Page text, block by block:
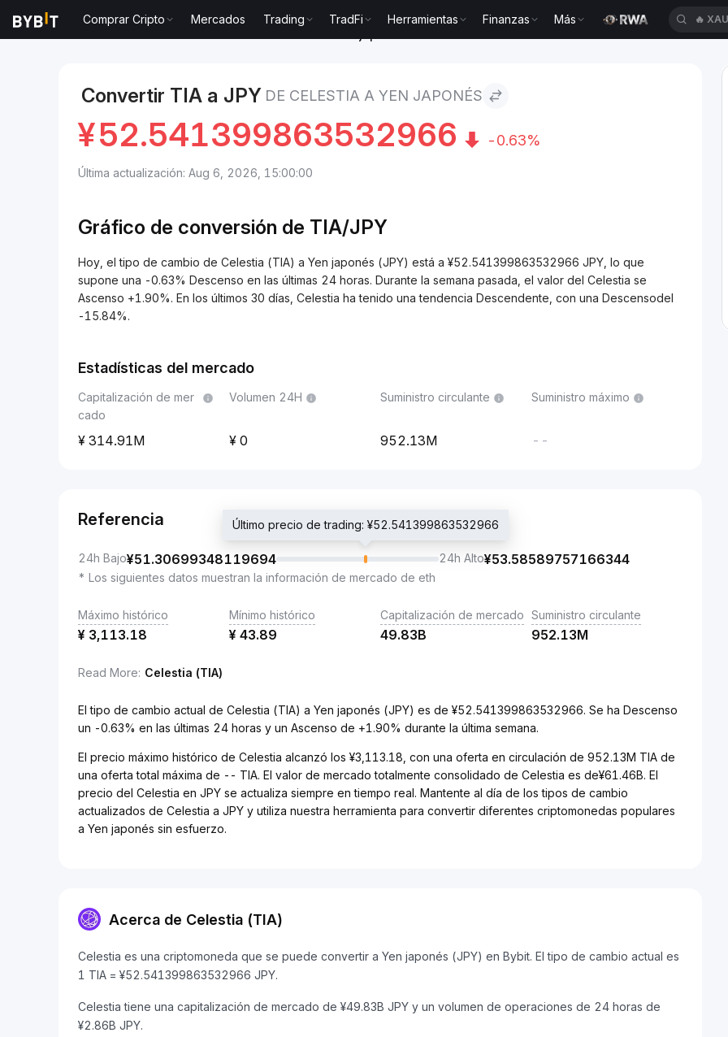
Comprar Cripto Mercados Trading TradFi Herramientas Finanzas Más 🔥
Convertir TIA a JPY DE CELESTIA A YEN JAPONÉS
¥52.541399863532966 -0.63%
Última actualización: Aug 6, 2026, 15:00:00
Gráfico de conversión de TIA/JPY
Hoy, el tipo de cambio de Celestia (TIA) a Yen japonés (JPY) está a ¥52.541399863532966 JPY, lo que
supone una -0.63% Descenso en las últimas 24 horas. Durante la semana pasada, el valor del Celestia se
Ascenso +1.90%. En los últimos 30 días, Celestia ha tenido una tendencia Descendente, con una Descensodel
-15.84%.
Estadísticas del mercado
Capitalización de mer
cado
314.91M
Volumen 24H
0
Suministro circulante
952.13M
Suministro máximo
--
Referencia
24h Bajo¥51.30699348119694
Último precio de trading: ¥52.541399863532966
24h Alto¥53.58589757166344
* Los siguientes datos muestran la información de mercado de eth
Máximo histórico
¥ 3,113.18
Mínimo histórico
¥ 43.89
Capitalización de mercado
49.83B
Suministro circulante
952.13M
Read More: Celestia (TIA)
El tipo de cambio actual de Celestia (TIA) a Yen japonés (JPY) es de ¥52.541399863532966. Se ha Descenso
un -0.63% en las últimas 24 horas y un Ascenso de +1.90% durante la última semana.
El precio máximo histórico de Celestia alcanzó los ¥3,113.18, con una oferta en circulación de 952.13M TIA de
una oferta total máxima de -- TIA. El valor de mercado totalmente consolidado de Celestia es de¥61.46B. El
precio del Celestia en JPY se actualiza siempre en tiempo real. Mantente al día de los tipos de cambio
actualizados de Celestia a JPY y utiliza nuestra herramienta para convertir diferentes criptomonedas populares
a Yen japonés sin esfuerzo.
Acerca de Celestia (TIA)
Celestia es una criptomoneda que se puede convertir a Yen japonés (JPY) en Bybit. El tipo de cambio actual es
1 TIA = ¥52.541399863532966 JPY.
Celestia tiene una capitalización de mercado de ¥49.83B JPY y un volumen de operaciones de 24 horas de
¥2.86B JPY.